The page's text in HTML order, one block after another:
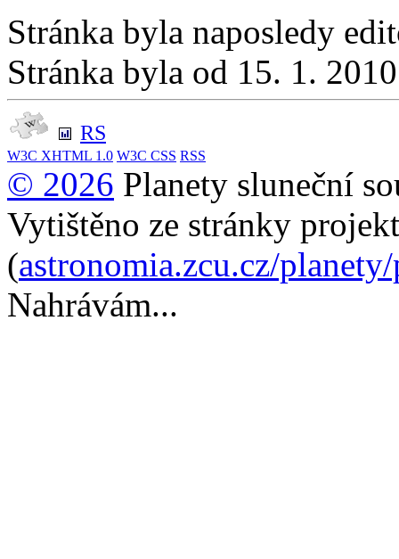
Stránka byla naposledy
Stránka byla od 15. 1.
RS
W3C XHTML 1.0 W3C CSS RSS
© 2026 Planety sluneční
Vytištěno ze stránky
(astronomia.zcu.cz/
Nahrávám...